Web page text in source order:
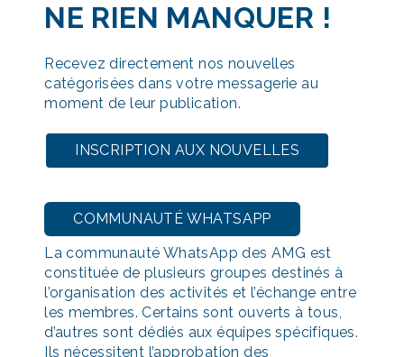
NE RIEN MANQUER !
Recevez directement nos nouvelles
catégorisées dans votre messagerie au
moment de leur publication.
INSCRIPTION AUX NOUVELLES
COMMUNAUTÉ WHATSAPP
La communauté WhatsApp des AMG est
constituée de plusieurs groupes destinés à
l’organisation des activités et l’échange entre
les membres. Certains sont ouverts à tous,
d’autres sont dédiés aux équipes spécifiques.
Ils nécessitent l’approbation des